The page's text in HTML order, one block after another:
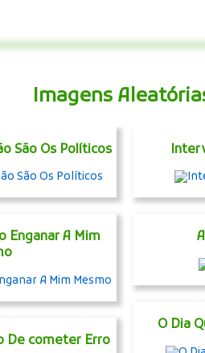
Imagens
São Os Políticos
Enganar A Mim
De cometer Erro
O Dia